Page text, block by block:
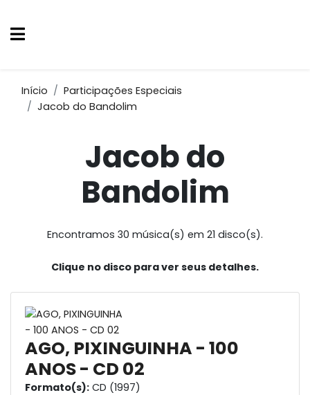
Início
Participações Especiais
Jacob do Bandolim
Jacob do
Bandolim
Encontramos 30 música(s) em 21 disco(s).
Clique no disco para ver seus detalhes.
AGO, PIXINGUINHA - 100
ANOS - CD 02
Formato(s): CD (1997)